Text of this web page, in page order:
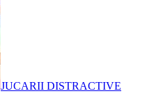
JUCARII DISTRACTIVE